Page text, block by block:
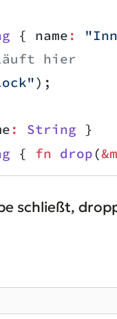
{ name :
hier
);
: String }
{ fn drop(
schließt,